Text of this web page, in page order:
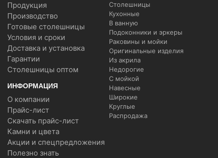
Продукция
Производство
Готовые столешницы
Условия и сроки
Доставка и установка
Гарантии
Столешницы оптом
ИНФОРМАЦИЯ
О компании
Прайс-лист
Скачать прайс-лист
Камни и цвета
Акции и спецпредложения
Полезно знать
Столешницы
Кухонные
В ванную
Подоконники и эркеры
Раковины и мойки
Оригинальные изделия
Из акрила
Недорогие
С мойкой
Навесные
Широкие
Круглые
Распродажа